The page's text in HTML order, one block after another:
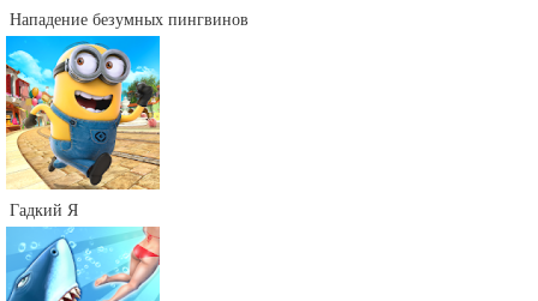
Нападение безумных пингвинов
Гадкий Я